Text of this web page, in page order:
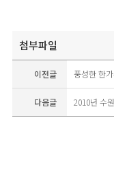
첨부파일
이전글 풍성한 한
다음글 2010년 수